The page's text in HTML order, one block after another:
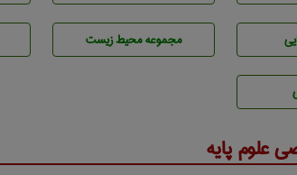
مجموعه محيط زيست
علوم پایه